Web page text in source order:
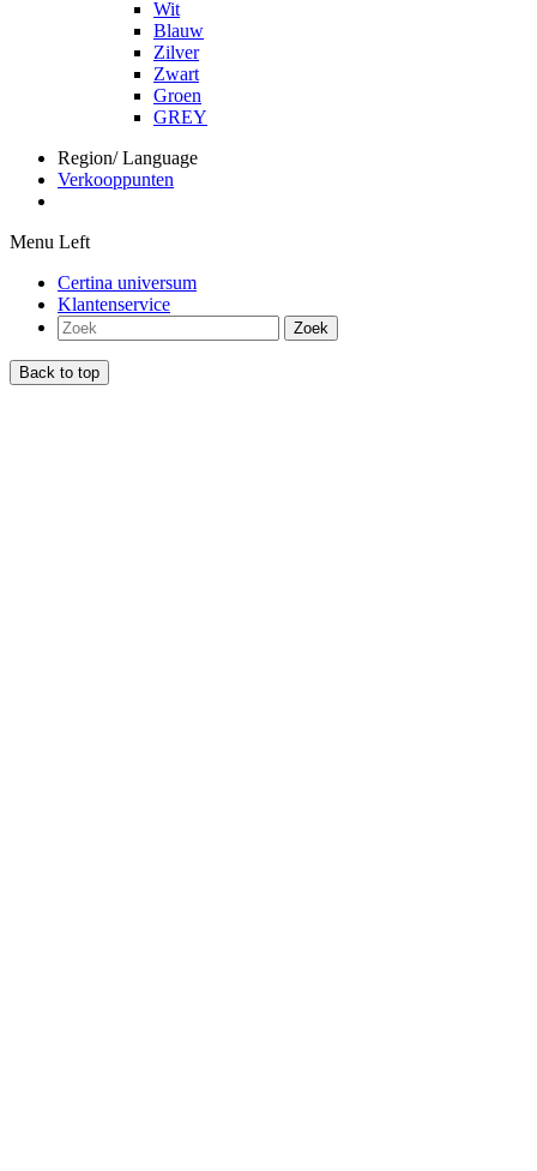
Wit
Blauw
Zilver
Zwart
Groen
GREY
Region/ Language
Verkooppunten
Menu Left
Certina universum
Klantenservice
Zoek
Back to top